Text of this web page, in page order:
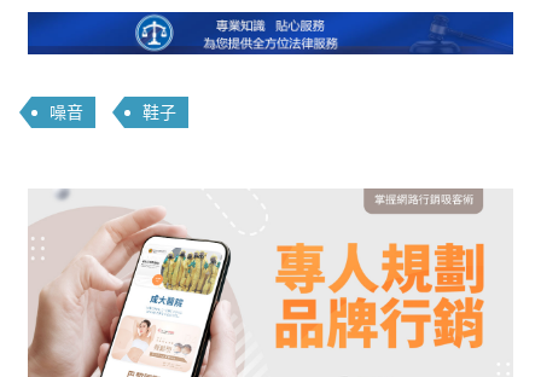
噪音 鞋子